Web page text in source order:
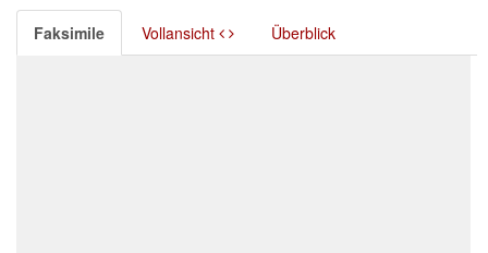
Faksimile Vollansicht Überblick